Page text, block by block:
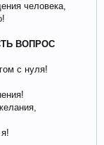
человека,
ВОПРОС
с нуля!